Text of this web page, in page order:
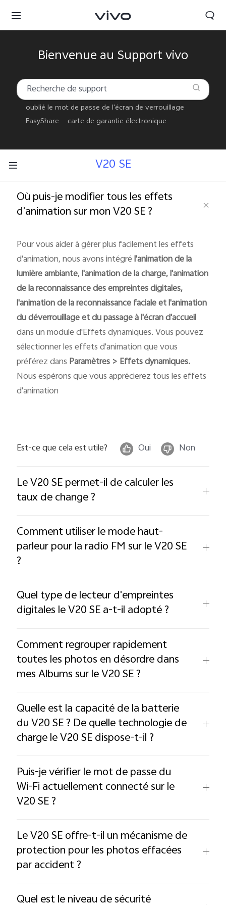
Morocco | Veuillez sélectionner le pays/la région
Bienvenue au Support vivo
oublié le mot de passe de l'écran de verrouillage
EasyShare
carte de garantie électronique
V20 SE
Où puis-je modifier tous les effets
d'animation sur mon V20 SE ?
Pour vous aider à gérer plus facilement les effets
d'animation, nous avons intégrél'animation de la
lumière ambiante,l'animation de la charge, l'animation
de la reconnaissance des empreintes digitales,
l'animation de la reconnaissance faciale et l'animation
du déverrouillage et du passage à l'écran d'accueil
dans un module d'Effets dynamiques. Vous pouvez
sélectionner les effets d'animation que vous
préférez dans Paramètres > Effets dynamiques.
Nous espérons que vous apprécierez tous les effets
d'animation
Est-ce que cela est utile? Oui Non
Le V20 SE permet-il de calculer les
taux de change ?
Comment utiliser le mode haut-
parleur pour la radio FM sur le V20 SE
?
Quel type de lecteur d'empreintes
digitales le V20 SE a-t-il adopté ?
Comment regrouper rapidement
toutes les photos en désordre dans
mes Albums sur le V20 SE ?
Quelle est la capacité de la batterie
du V20 SE ? De quelle technologie de
charge le V20 SE dispose-t-il ?
Puis-je vérifier le mot de passe du
Wi-Fi actuellement connecté sur le
V20 SE ?
Le V20 SE offre-t-il un mécanisme de
protection pour les photos effacées
par accident ?
Quel est le niveau de sécurité